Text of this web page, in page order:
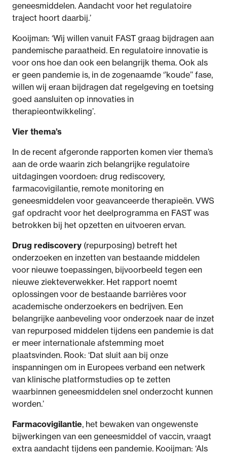
geneesmiddelen. Aandacht voor het regulatoire
traject hoort daarbij.’
Kooijman: ‘Wij willen vanuit FAST graag bijdragen aan
pandemische paraatheid. En regulatoire innovatie is
voor ons hoe dan ook een belangrijk thema. Ook als
er geen pandemie is, in de zogenaamde ‘’koude’’ fase,
willen wij eraan bijdragen dat regelgeving en toetsing
goed aansluiten op innovaties in
therapieontwikkeling’.
Vier thema’s
In de recent afgeronde rapporten komen vier thema’s
aan de orde waarin zich belangrijke regulatoire
uitdagingen voordoen: drug rediscovery,
farmacovigilantie, remote monitoring en
geneesmiddelen voor geavanceerde therapieën. VWS
gaf opdracht voor het deelprogramma en FAST was
betrokken bij het opzetten en uitvoeren ervan.
Drug rediscovery (repurposing) betreft het
onderzoeken en inzetten van bestaande middelen
voor nieuwe toepassingen, bijvoorbeeld tegen een
nieuwe ziekteverwekker. Het rapport noemt
oplossingen voor de bestaande barrières voor
academische onderzoekers en bedrijven. Een
belangrijke aanbeveling voor onderzoek naar de inzet
van repurposed middelen tijdens een pandemie is dat
er meer internationale afstemming moet
plaatsvinden. Rook: ‘Dat sluit aan bij onze
inspanningen om in Europees verband een netwerk
van klinische platformstudies op te zetten
waarbinnen geneesmiddelen snel onderzocht kunnen
worden.’
Farmacovigilantie, het bewaken van ongewenste
bijwerkingen van een geneesmiddel of vaccin, vraagt
extra aandacht tijdens een pandemie. Kooijman: ‘Als